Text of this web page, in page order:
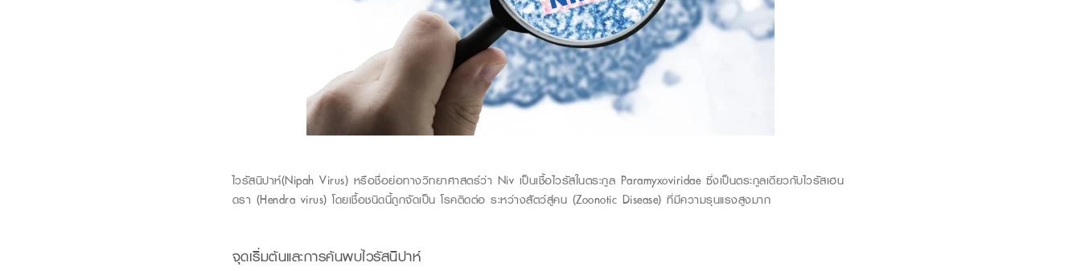
ไวรัสนิปาห์(Nipah Virus) หรือชื่อย่อทางวิทยาศาสตร์ว่า Niv เป็นเชื้อไวรัสในตระกูล Paramyxoviridae ซึ่งเป็นตระกูลเดียวกับไวรัสเฮน
ดรา (Hendra virus)โดยเชื้อชนิดนี้ถูกจัดเป็น โรคติดต่อ ระหว่างสัตว์สู่คน (Zoonotic Disease) ที่มีความรุนแรงสูงมาก
จุดเริ่มต้นและการค้นพบไวรัสนิปาห์